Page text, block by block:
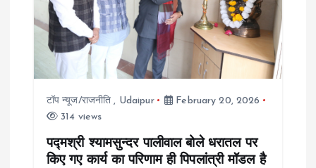
a
टॉप न्यूज/राजनीति , Udaipur
February 20, 2026
314 views
पद्मश्री श्यामसुन्दर पालीवाल बोले धरातल पर
किए गए कार्य का परिणाम ही पिपलांत्री मॉडल है